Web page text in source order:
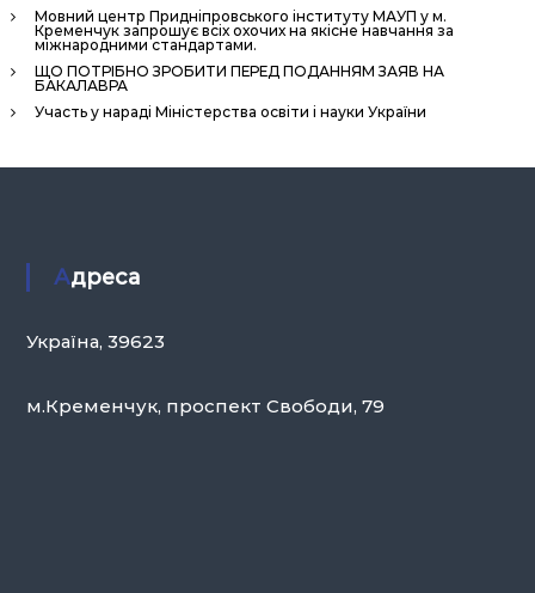
Мовний центр Придніпровського інституту МАУП у м.
Кременчук запрошує всіх охочих на якісне навчання за
міжнародними стандартами.
ЩО ПОТРІБНО ЗРОБИТИ ПЕРЕД ПОДАННЯМ ЗАЯВ НА
БАКАЛАВРА
Участь у нараді Міністерства освіти і науки України
Адреса
Україна, 39623
м.Кременчук, проспект Свободи, 79